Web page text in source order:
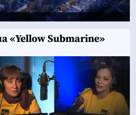
«Yellow Submarine»